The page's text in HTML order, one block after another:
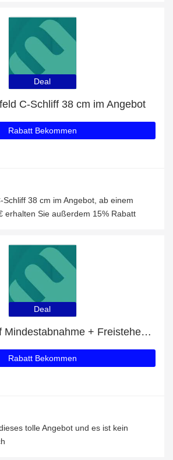
Deal
C-Schliff 38 cm im Angebot
Rabatt Bekommen
Schliff 38 cm im Angebot, ab einem
erhalten Sie außerdem 15% Rabatt
Deal
26% Rabatt auf Mindestabnahme + Freistehende Kühlgeräte mit 30% Rabatt
Rabatt Bekommen
tolle Angebot und es ist kein